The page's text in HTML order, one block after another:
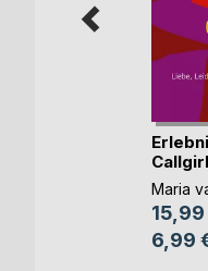
Maria
15,99
6,99